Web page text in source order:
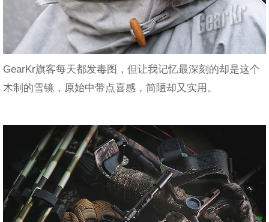
GearKr旗客每天都发毒图，但让我记忆最深刻的却是这个
木制的雪镜，原始中带点喜感，简陋却又实用。